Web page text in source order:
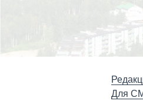
Для